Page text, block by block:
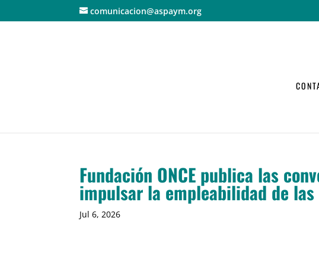
comunicacion@aspaym.org
Fundación ONCE publica las
impulsar la empleabilidad de
Jul 6, 2026